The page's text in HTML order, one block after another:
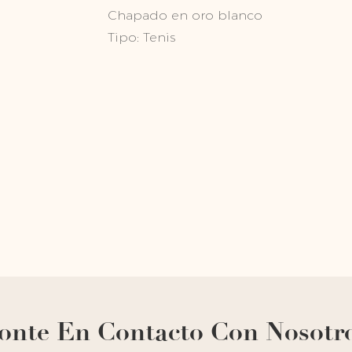
Chapado en oro blanco
Tipo: Tenis
En Contacto Con